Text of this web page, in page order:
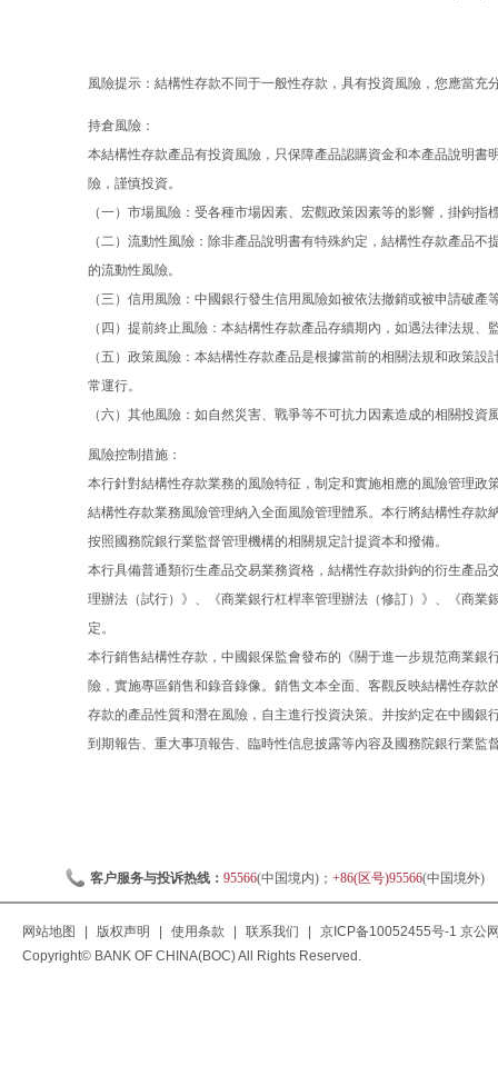
風險提示：結構性存款不同于一般性存款，具有投資風險，您應當充
持倉風險：
本結構性存款產品有投資風險，只保障產品認購資金和本產品說明
險，謹慎投資。
（一）市場風險：受各種市場因素、宏觀政策因素等的影響，掛鉤
（二）流動性風險：除非產品說明書有特殊約定，結構性存款產品
的流動性風險。
（三）信用風險：中國銀行發生信用風險如被依法撤銷或被申請破
（四）提前終止風險：本結構性存款產品存續期內，如遇法律法規
（五）政策風險：本結構性存款產品是根據當前的相關法規和政策
常運行。
（六）其他風險：如自然災害、戰爭等不可抗力因素造成的相關投資
風險控制措施：
本行針對結構性存款業務的風險特征，制定和實施相應的風險管理
結構性存款業務風險管理納入全面風險管理體系。本行將結構性存
按照國務院銀行業監督管理機構的相關規定計提資本和撥備。
本行具備普通類衍生產品交易業務資格，結構性存款掛鉤的衍生產
理辦法（試行）》、《商業銀行杠桿率管理辦法（修訂）》、《商
定。
本行銷售結構性存款，中國銀保監會發布的《關于進一步規范商業
險，實施專區銷售和錄音錄像。銷售文本全面、客觀反映結構性存
存款的產品性質和潛在風險，自主進行投資決策。并按約定在中國
到期報告、重大事項報告、臨時性信息披露等內容及國務院銀行業監
客户服务与投诉热线： 95566(中国境内)； +86(区号)95566(中国境外)
网站地图 版权声明 使用条款 联系我们 京ICP备10052455号-1 京公
Copyright© BANK OF CHINA(BOC) All Rights Reserved.